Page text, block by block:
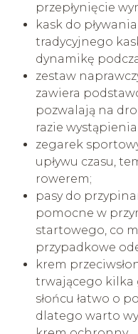
przepłynięcie
kask do
tradycyjnego
dynamikę
zestaw
zawiera
pozwalają na
razie
zegarek
upływu czasu,
rowerem;
pasy do
pomocne w
startowego, co
przypadkowe
krem
trwającego kilka
słońcu łatwo o
dlatego warto